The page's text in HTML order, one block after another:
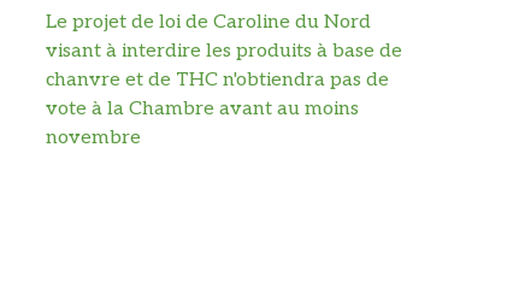
Le projet de loi de Caroline du Nord
visant à interdire les produits à base de
chanvre et de THC n'obtiendra pas de
vote à la Chambre avant au moins
novembre